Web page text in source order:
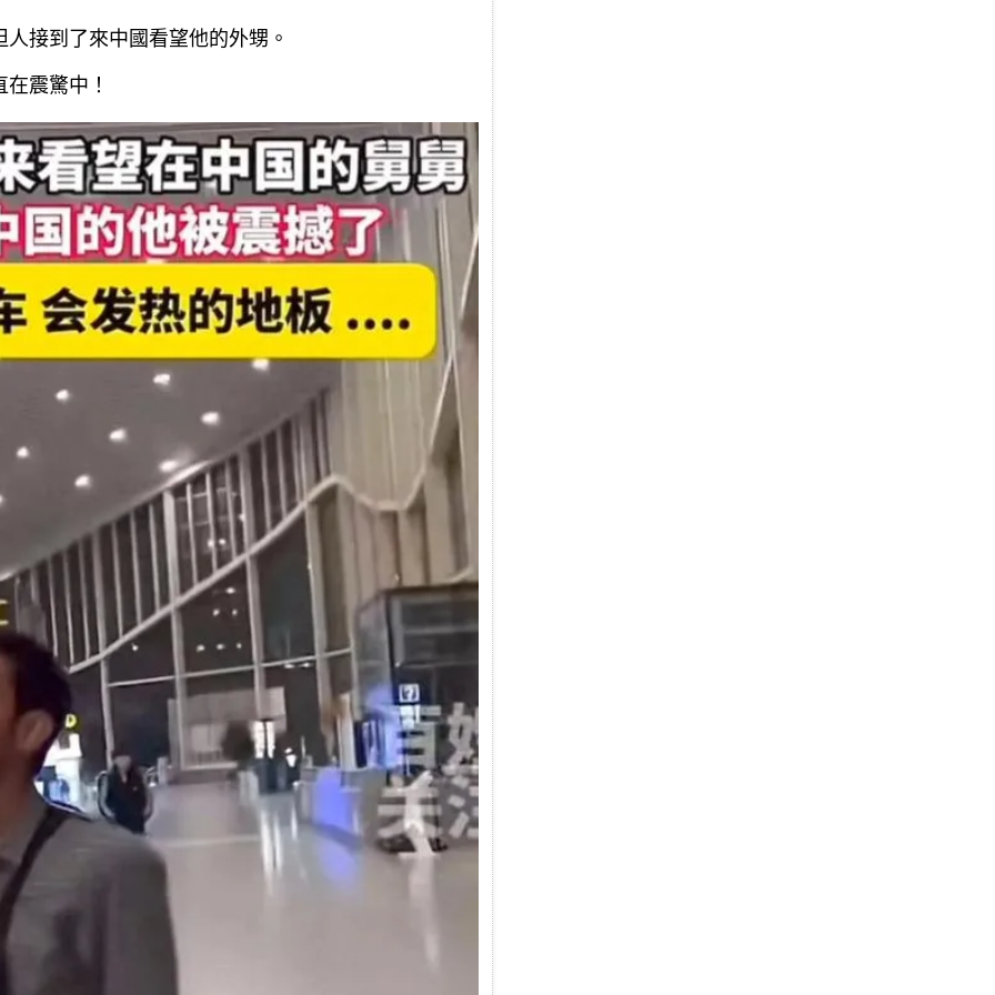
接到了來中國看望他的外甥。
震驚中！